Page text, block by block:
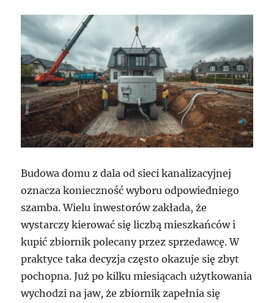
Budowa domu z dala od sieci kanalizacyjnej
oznacza konieczność wyboru odpowiedniego
szamba. Wielu inwestorów zakłada, że
wystarczy kierować się liczbą mieszkańców i
kupić zbiornik polecany przez sprzedawcę. W
praktyce taka decyzja często okazuje się zbyt
pochopna. Już po kilku miesiącach użytkowania
wychodzi na jaw, że zbiornik zapełnia się